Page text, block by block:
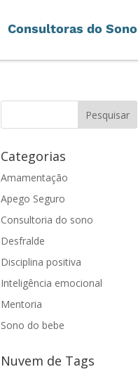
Consultoras do Sono
Categorias
Amamentação
Apego Seguro
Consultoria do sono
Desfralde
Disciplina positiva
Inteligência emocional
Mentoria
Sono do bebe
Nuvem de Tags